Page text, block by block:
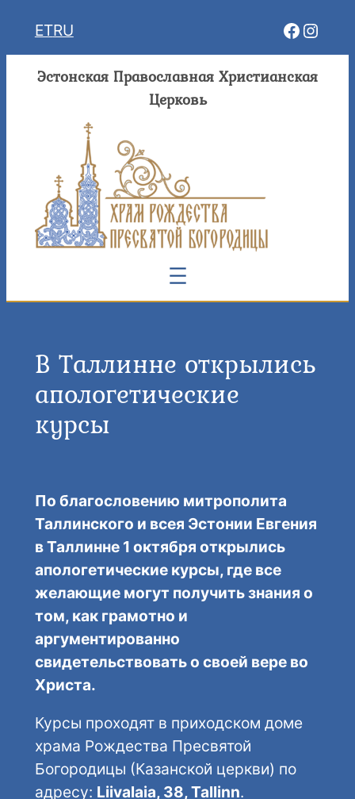
ETRU
Эстонская Православная Христианская
Церковь
В Таллинне открылись
апологетические
курсы
По благословению митрополита
Таллинского и всея Эстонии Евгения
в Таллинне 1 октября открылись
апологетические курсы, где все
желающие могут получить знания о
том, как грамотно и
аргументированно
свидетельствовать о своей вере во
Христа.
Курсы проходят в приходском доме
храма Рождества Пресвятой
Богородицы (Казанской церкви) по
адресу: Liivalaia, 38, Tallinn.